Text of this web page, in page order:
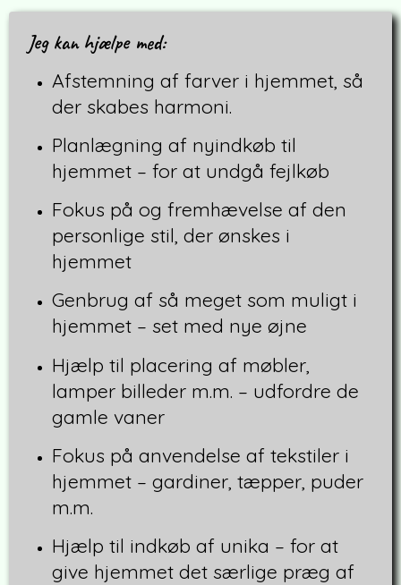
Jeg kan hjælpe med:
Afstemning af farver i hjemmet, så
der skabes harmoni.
Planlægning af nyindkøb til
hjemmet – for at undgå fejlkøb
Fokus på og fremhævelse af den
personlige stil, der ønskes i
hjemmet
Genbrug af så meget som muligt i
hjemmet – set med nye øjne
Hjælp til placering af møbler,
lamper billeder m.m. – udfordre de
gamle vaner
Fokus på anvendelse af tekstiler i
hjemmet – gardiner, tæpper, puder
m.m.
Hjælp til indkøb af unika – for at
give hjemmet det særlige præg af